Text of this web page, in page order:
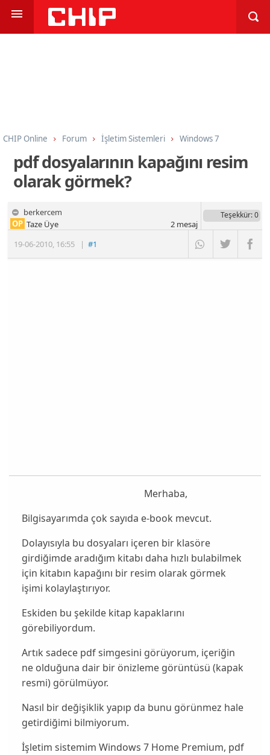
CHIP Online Forum İşletim Sistemleri Windows 7
pdf dosyalarının kapağını resim
olarak görmek?
berkercem
19-06-2010, 16:55 |#1
OP Taze Üye
Teşekkür: 0
2mesaj
Merhaba,
Bilgisayarımda çok sayıda e-book mevcut.
Dolayısıyla bu dosyaları içeren bir klasöre
girdiğimde aradığım kitabı daha hızlı bulabilmek
için kitabın kapağını bir resim olarak görmek
işimi kolaylaştırıyor.
Eskiden bu şekilde kitap kapaklarını
görebiliyordum.
Artık sadece pdf simgesini görüyorum, içeriğin
ne olduğuna dair bir önizleme görüntüsü (kapak
resmi) görülmüyor.
Nasıl bir değişiklik yapıp da bunu görünmez hale
getirdiğimi bilmiyorum.
İşletim sistemim Windows 7 Home Premium, pdf